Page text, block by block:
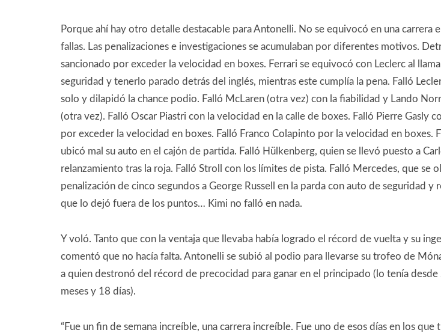
Porque ahí hay otro detalle destacable para Antonelli. No se equivocó en una carrera
fallas. Las penalizaciones e investigaciones se acumulaban por diferentes motivos.
sancionado por exceder la velocidad en boxes. Ferrari se equivocó con Leclerc al
seguridad y tenerlo parado detrás del inglés, mientras este cumplía la pena. Falló
solo y dilapidó la chance podio. Falló McLaren (otra vez) con la fiabilidad y Lando
(otra vez). Falló Oscar Piastri con la velocidad en la calle de boxes. Falló Pierre Gasly
por exceder la velocidad en boxes. Falló Franco Colapinto por la velocidad en boxes.
ubicó mal su auto en el cajón de partida. Falló Hülkenberg, quien se llevó puesto a
relanzamiento tras la roja. Falló Stroll con los límites de pista. Falló Mercedes, que se
penalización de cinco segundos a George Russell en la parda con auto de seguridad y
que lo dejó fuera de los puntos… Kimi no falló en nada.
Y voló. Tanto que con la ventaja que llevaba había logrado el récord de vuelta y su
comentó que no hacía falta. Antonelli se subió al podio para llevarse su trofeo de
a quien destronó del récord de precocidad para ganar en el principado (lo tenía
meses y 18 días).
“Fue un fin de semana increíble, una carrera increíble. Fue uno de esos días en los que